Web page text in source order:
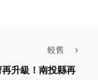
較舊
升級！南投縣再
綜合新聞